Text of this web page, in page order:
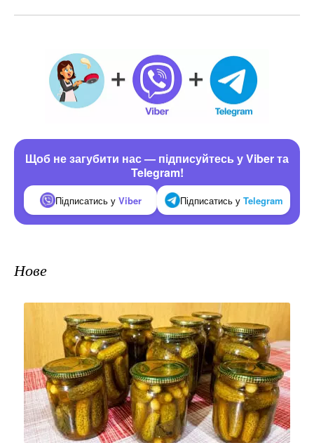
Щоб не загубити нас — підписуйтесь у Viber та
Telegram!
Підписатись у Viber Підписатись у Telegram
Нове